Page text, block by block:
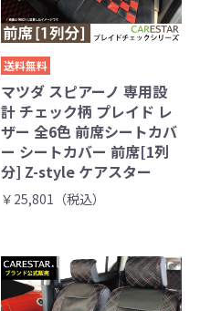
送料無料
マツダ スピアーノ 専用設
計 チェック柄 プレイド レ
ザー 全6色 前席シートカバ
ー シートカバー 前席[1列
分] Z-style ケアスター
￥25,801（税込）